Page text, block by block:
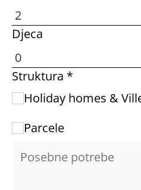
Djeca
Struktura *
Holiday homes &
Parcele